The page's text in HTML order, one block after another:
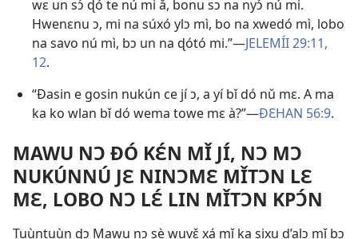
wɛ un sɔ́ ɖó te nú mi ǎ, bonu sɔ na nyɔ́ nú mi.
Hwenɛnu ɔ, mi na súxó ylɔ mì, bo na xwedó mì, lobo
na savo nú mì, bɔ un na ɖótó mi.”​—JELEMÍI 29:11,
12.
“Ðasin e gosin nukún ce jí ɔ, a yí bǐ dó nǔ mɛ. A ma
ka ko wlan bǐ dó wema towe mɛ à?”​—ÐƐHAN 56:9.
MAWU NƆ ÐÓ KƐ́N MǏ JÍ, NƆ MƆ
NUKÚNNÚ JƐ NINƆMƐ MǏTƆN LƐ
MƐ, LOBO NƆ LƐ́ LIN MǏTƆN KPƆ́N
Tuùntuùn ɖɔ Mawu nɔ sè wuvɛ̌ xá mǐ ka sixu d’alɔ mǐ bɔ